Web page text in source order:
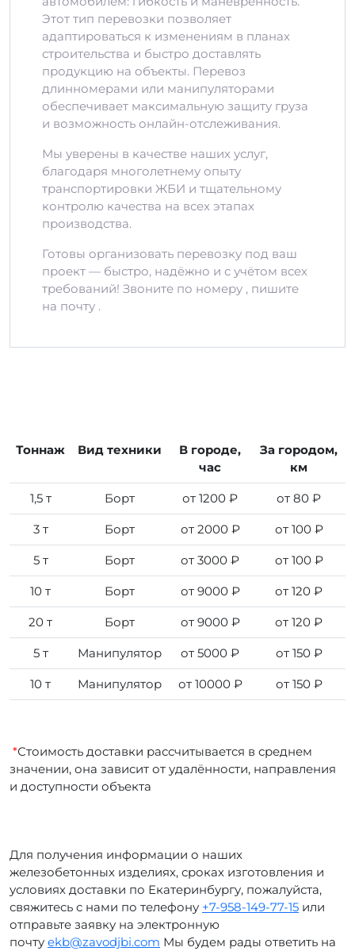
Этот тип перевозки позволяет
адаптироваться к изменениям в планах
строительства и быстро доставлять
продукцию на объекты. Перевоз
длинномерами или манипуляторами
обеспечивает максимальную защиту груза
и возможность онлайн-отслеживания.
Мы уверены в качестве наших услуг,
благодаря многолетнему опыту
транспортировки ЖБИ и тщательному
контролю качества на всех этапах
производства.
Готовы организовать перевозку под ваш
проект — быстро, надёжно и с учётом всех
требований! Звоните по номеру , пишите
на почту .
Тоннаж Вид техники
В городе,
час
За городом,
км
1,5 т Борт от 1200 ₽ от 80 ₽
3 т Борт от 2000 ₽ от 100 ₽
5 т Борт от 3000 ₽ от 100 ₽
10 т Борт от 9000 ₽ от 120 ₽
20 т Борт от 9000 ₽ от 120 ₽
5 т Манипулятор от 5000 ₽ от 150 ₽
10 т Манипулятор от 10000 ₽ от 150 ₽
*Стоимость доставки рассчитывается в среднем
значении, она зависит от удалённости, направления
и доступности объекта
Для получения информации о наших
железобетонных изделиях, сроках изготовления и
условиях доставки по Екатеринбургу, пожалуйста,
свяжитесь с нами по телефону +7-958-149-77-15 или
отправьте заявку на электронную
почту ekb@zavodjbi.com Мы будем рады ответить на